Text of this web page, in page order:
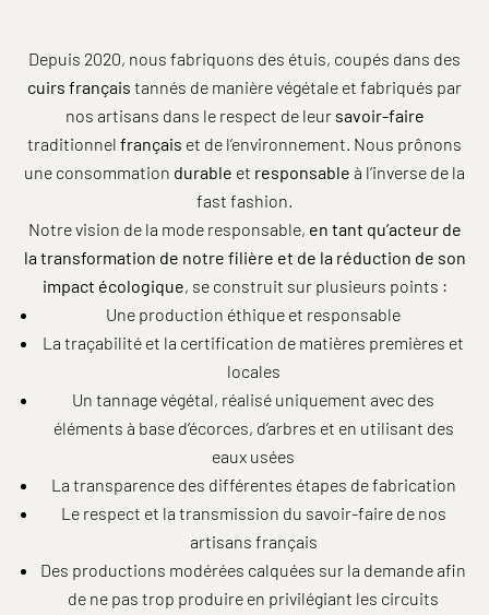
Depuis 2020, nous fabriquons des étuis, coupés dans des
cuirs français tannés de manière végétale et fabriqués par
nos artisans dans le respect de leur savoir-faire
traditionnel français et de l’environnement. Nous prônons
une consommation durable et responsable à l’inverse de la
fast fashion.
Notre vision de la mode responsable, en tant qu’acteur de
la transformation de notre filière et de la réduction de son
impact écologique, se construit sur plusieurs points :
Une production éthique et responsable
La traçabilité et la certification de matières premières et
locales
Un tannage végétal, réalisé uniquement avec des
éléments à base d’écorces, d’arbres et en utilisant des
eaux usées
La transparence des différentes étapes de fabrication
Le respect et la transmission du savoir-faire de nos
artisans français
Des productions modérées calquées sur la demande afin
de ne pas trop produire en privilégiant les circuits